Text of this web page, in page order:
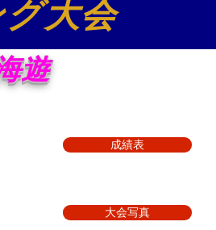
大会
遊
成績表
大会写真